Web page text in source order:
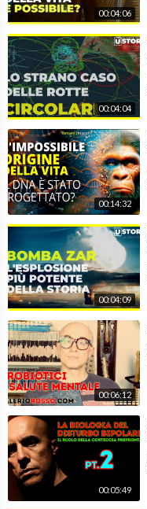
00:04:06
00:04:04
00:14:32
00:04:09
00:06:12
00:05:49